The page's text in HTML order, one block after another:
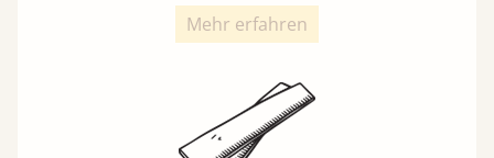
Mehr erfahren